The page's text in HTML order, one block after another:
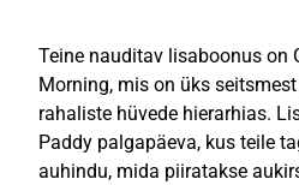
Teine nauditav lisaboonus on
Morning, mis on üks
rahaliste hüvede hierarhias.
Paddy palgapäeva, kus teile
auhindu, mida piiratakse